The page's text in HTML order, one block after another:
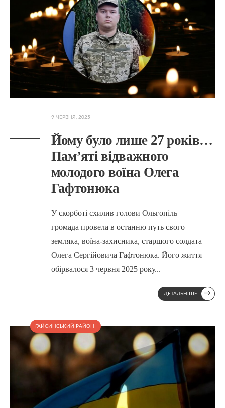
9 ЧЕРВНЯ, 2025
Йому було лише 27 років…
Пам’яті відважного
молодого воїна Олега
Гафтонюка
У скорботі схилив голови Ольгопіль —
громада провела в останню путь свого
земляка, воїна-захисника, старшого солдата
Олега Сергійовича Гафтонюка. Його життя
обірвалося 3 червня 2025 року...
ДЕТАЛЬНІШЕ →
ГАЙСИНСЬКИЙ РАЙОН